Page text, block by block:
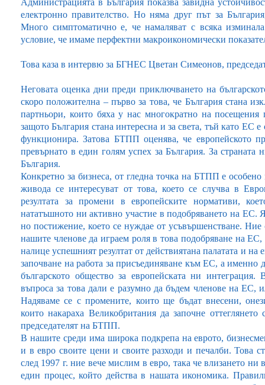
Администрацията в България показва завидна
електронно правителство. Но няма друг път за
Много симптоматично е, че намаляват с всяка
условие, че имаме перфектни макроикономически
Това каза в интервю за БГНЕС Цветан Симеонов,
Неговата оценка дни преди приключването на
скоро положителна – първо за това, че България стана
партньори, които бяха у нас многократно на
защото България стана интересна и за света, тъй като ЕС
функционира. Затова БТПП оценява, че европейското
превърнато в един голям успех за България. За
България.
Конкретно за бизнеса, от гледна точка на БТПП е
живода се интересуват от това, което се случва в
резултата за промени в европейските нормативи,
нататъшното ни активно участие в подобряването на ЕС.
но постижение, което се нуждае от усъвършенстване. Ние
нашите членове да играем роля в това подобряване на
налице успешният резултат от действиятана палатата и
започване на работа за присъединяване към ЕС, а именно
българското общество за европейската ни
въпроса за това дали е разумно да бъдем членове на ЕС,
Надяваме се с промените, които ще бъдат внесени,
които накараха Великобритания да започне
председателят на БТПП.
В нашите среди има широка подкрепа на еврото,
и в евро своите цени и своите разходи и печалби. Това
след 1997 г. ние вече мислим в евро, така че влизането
един процес, който действа в нашата икономика.